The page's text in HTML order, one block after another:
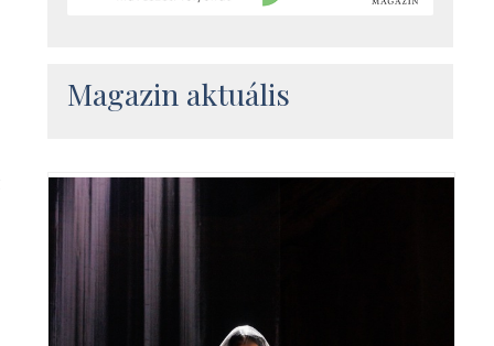
Magazin aktuális